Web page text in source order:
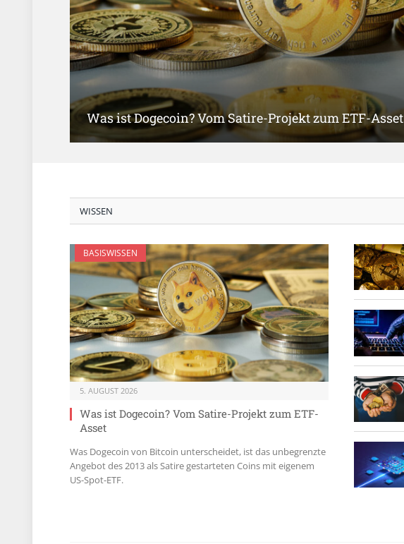
Was ist Dogecoin? Vom Satire-Projekt zum ETF-Asset
WISSEN
BASISWISSEN
5. AUGUST 2026
Was ist Dogecoin? Vom Satire-Projekt zum ETF-
Asset
Was Dogecoin von Bitcoin unterscheidet, ist das unbegrenzte
Angebot des 2013 als Satire gestarteten Coins mit eigenem
US-Spot-ETF.